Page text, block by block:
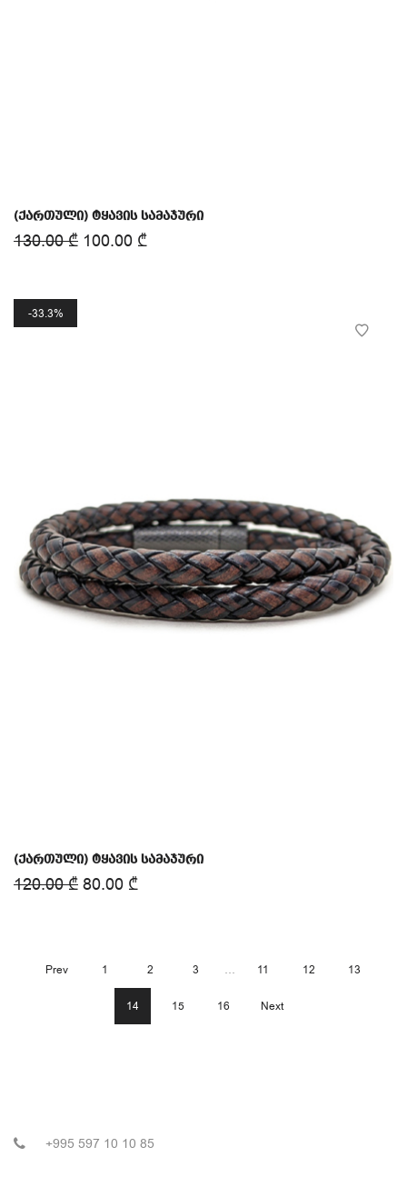
(ქართული) ტყავის სამაჯური
130.00₾ 100.00 ₾
33.3%
(ქართული) ტყავის სამაჯური
120.00₾ 80.00 ₾
Prev 1 2 3 … 11 12 13
14 15 16 Next
+995 597 10 10 85